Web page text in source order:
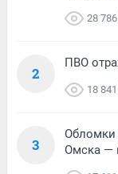
28 786
2
ПВО
18 841
3
Обломки
Омска —